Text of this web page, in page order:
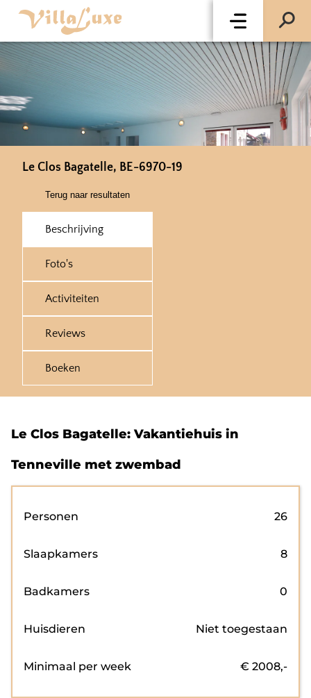
Le Clos Bagatelle, BE-6970-19
Terug naar resultaten
Beschrijving
Foto's
Activiteiten
Reviews
Boeken
Le Clos Bagatelle: Vakantiehuis in
Tenneville met zwembad
Personen 26
Slaapkamers 8
Badkamers 0
Huisdieren Niet toegestaan
Minimaal per week € 2008,-